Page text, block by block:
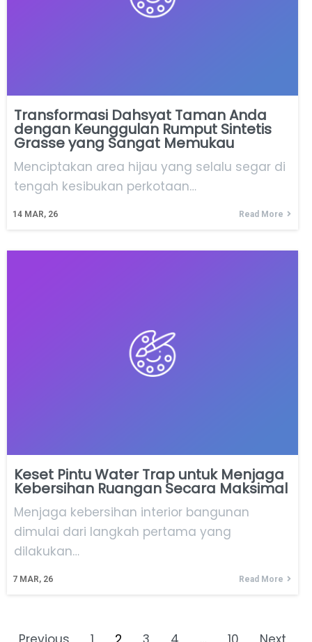
Transformasi Dahsyat Taman Anda
dengan Keunggulan Rumput Sintetis
Grasse yang Sangat Memukau
14 MAR, 26
Menciptakan area hijau yang selalu segar di
tengah kesibukan perkotaan…
Read More
Keset Pintu Water Trap untuk Menjaga
Kebersihan Ruangan Secara Maksimal
7 MAR, 26
Menjaga kebersihan interior bangunan
dimulai dari langkah pertama yang
dilakukan…
Read More